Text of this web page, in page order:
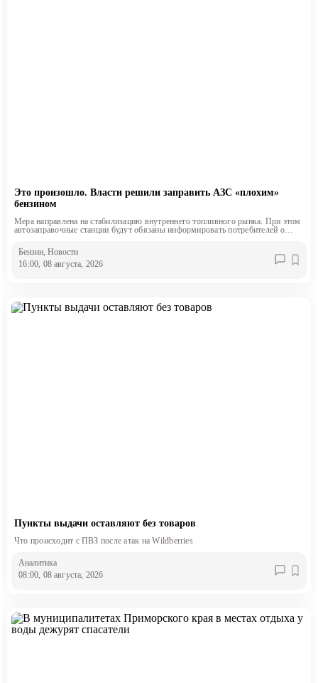
Это произошло. Власти решили заправить АЗС «плохим»
бензином
Мера направлена на стабилизацию внутреннего топливного рынка. При этом
автозаправочные станции будут обязаны информировать потребителей о
Бензин, Новости
16:00, 08 августа, 2026
Пункты выдачи оставляют без товаров
Что происходит с ПВЗ после атак на Wildberries
Аналитика
08:00, 08 августа, 2026